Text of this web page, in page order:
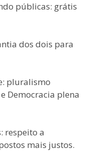
públicas: grátis
dos dois para
pluralismo
Democracia plena
respeito a
mais justos.